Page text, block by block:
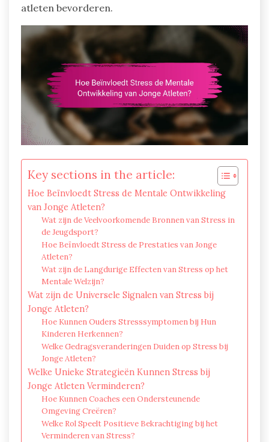
atleten bevorderen.
Key sections in the article:
Hoe Beïnvloedt Stress de Mentale Ontwikkeling
van Jonge Atleten?
Wat zijn de Veelvoorkomende Bronnen van Stress in
de Jeugdsport?
Hoe Beïnvloedt Stress de Prestaties van Jonge
Atleten?
Wat zijn de Langdurige Effecten van Stress op het
Mentale Welzijn?
Wat zijn de Universele Signalen van Stress bij
Jonge Atleten?
Hoe Kunnen Ouders Stresssymptomen bij Hun
Kinderen Herkennen?
Welke Gedragsveranderingen Duiden op Stress bij
Jonge Atleten?
Welke Unieke Strategieën Kunnen Stress bij
Jonge Atleten Verminderen?
Hoe Kunnen Coaches een Ondersteunende
Omgeving Creëren?
Welke Rol Speelt Positieve Bekrachtiging bij het
Verminderen van Stress?